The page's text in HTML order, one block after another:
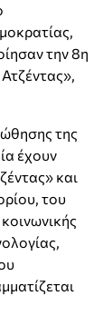
την 8η
της
έχουν
και
του